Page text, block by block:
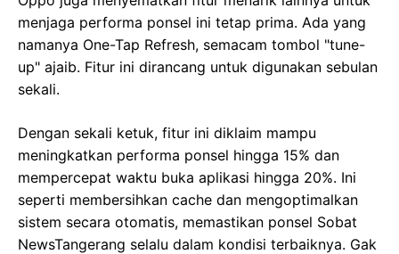
menjaga performa ponsel ini tetap prima. Ada yang
namanya One-Tap Refresh, semacam tombol "tune-
up" ajaib. Fitur ini dirancang untuk digunakan sebulan
sekali.
Dengan sekali ketuk, fitur ini diklaim mampu
meningkatkan performa ponsel hingga 15% dan
mempercepat waktu buka aplikasi hingga 20%. Ini
seperti membersihkan cache dan mengoptimalkan
sistem secara otomatis, memastikan ponsel Sobat
NewsTangerang selalu dalam kondisi terbaiknya. Gak